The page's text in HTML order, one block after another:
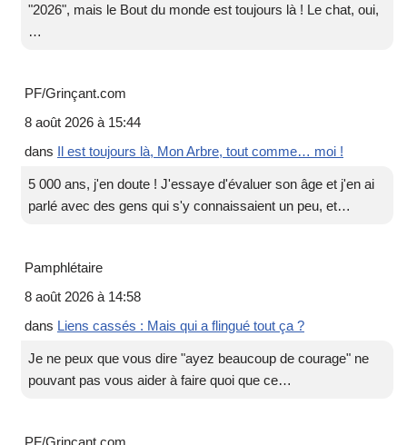
"2026", mais le Bout du monde est toujours là ! Le chat, oui,
…
PF/Grinçant.com
8 août 2026 à 15:44
dans Il est toujours là, Mon Arbre, tout comme… moi !
5 000 ans, j'en doute ! J'essaye d'évaluer son âge et j'en ai
parlé avec des gens qui s'y connaissaient un peu, et…
Pamphlétaire
8 août 2026 à 14:58
dans Liens cassés : Mais qui a flingué tout ça ?
Je ne peux que vous dire "ayez beaucoup de courage" ne
pouvant pas vous aider à faire quoi que ce…
PF/Grinçant.com